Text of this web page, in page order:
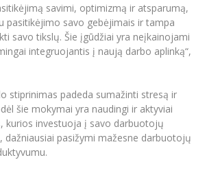
savimi, optimizmą ir atsparumą,
pasitikėjimo savo gebėjimais ir tampa
savo tikslų. Šie įgūdžiai yra neįkainojami
integruojantis į naują darbo aplinką“,
stiprinimas padeda sumažinti stresą ir
šie mokymai yra naudingi ir aktyviai
kurios investuoja į savo darbuotojų
dažniausiai pasižymi mažesne darbuotojų